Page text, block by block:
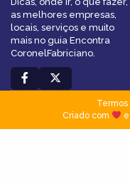
as melhores empresas,
locais, serviços e muito
mais no guia Encontra
CoronelFabriciano.
Termos|
Criado com
e